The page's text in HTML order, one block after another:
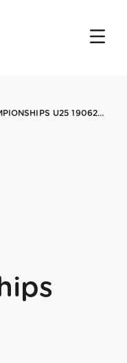
EUROPEAN CHAMPIONSHIPS U25 19062016 HAGEN